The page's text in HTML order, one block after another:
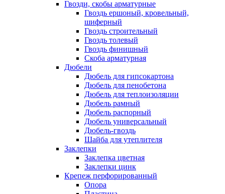
Гвозди, скобы арматурные
Гвоздь ершоный, кровельный,
шиферный
Гвоздь строительный
Гвоздь толевый
Гвоздь финишный
Скоба арматурная
Дюбели
Дюбель для гипсокартона
Дюбель для пенобетона
Дюбель для теплоизоляции
Дюбель рамный
Дюбель распорный
Дюбель универсальный
Дюбель-гвоздь
Шайба для утеплителя
Заклепки
Заклепка цветная
Заклепки цинк
Крепеж перфорированный
Опора